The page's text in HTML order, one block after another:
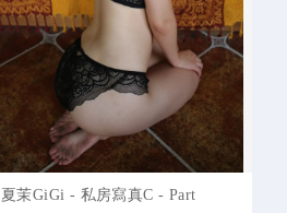
夏茉GiGi - 私房寫真C - Part